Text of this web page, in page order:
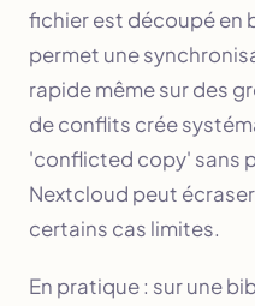
fichier est découpé en
permet une
rapide même sur des
de conflits crée
'conflicted copy' sans
Nextcloud peut
certains cas limites.
En pratique : sur une